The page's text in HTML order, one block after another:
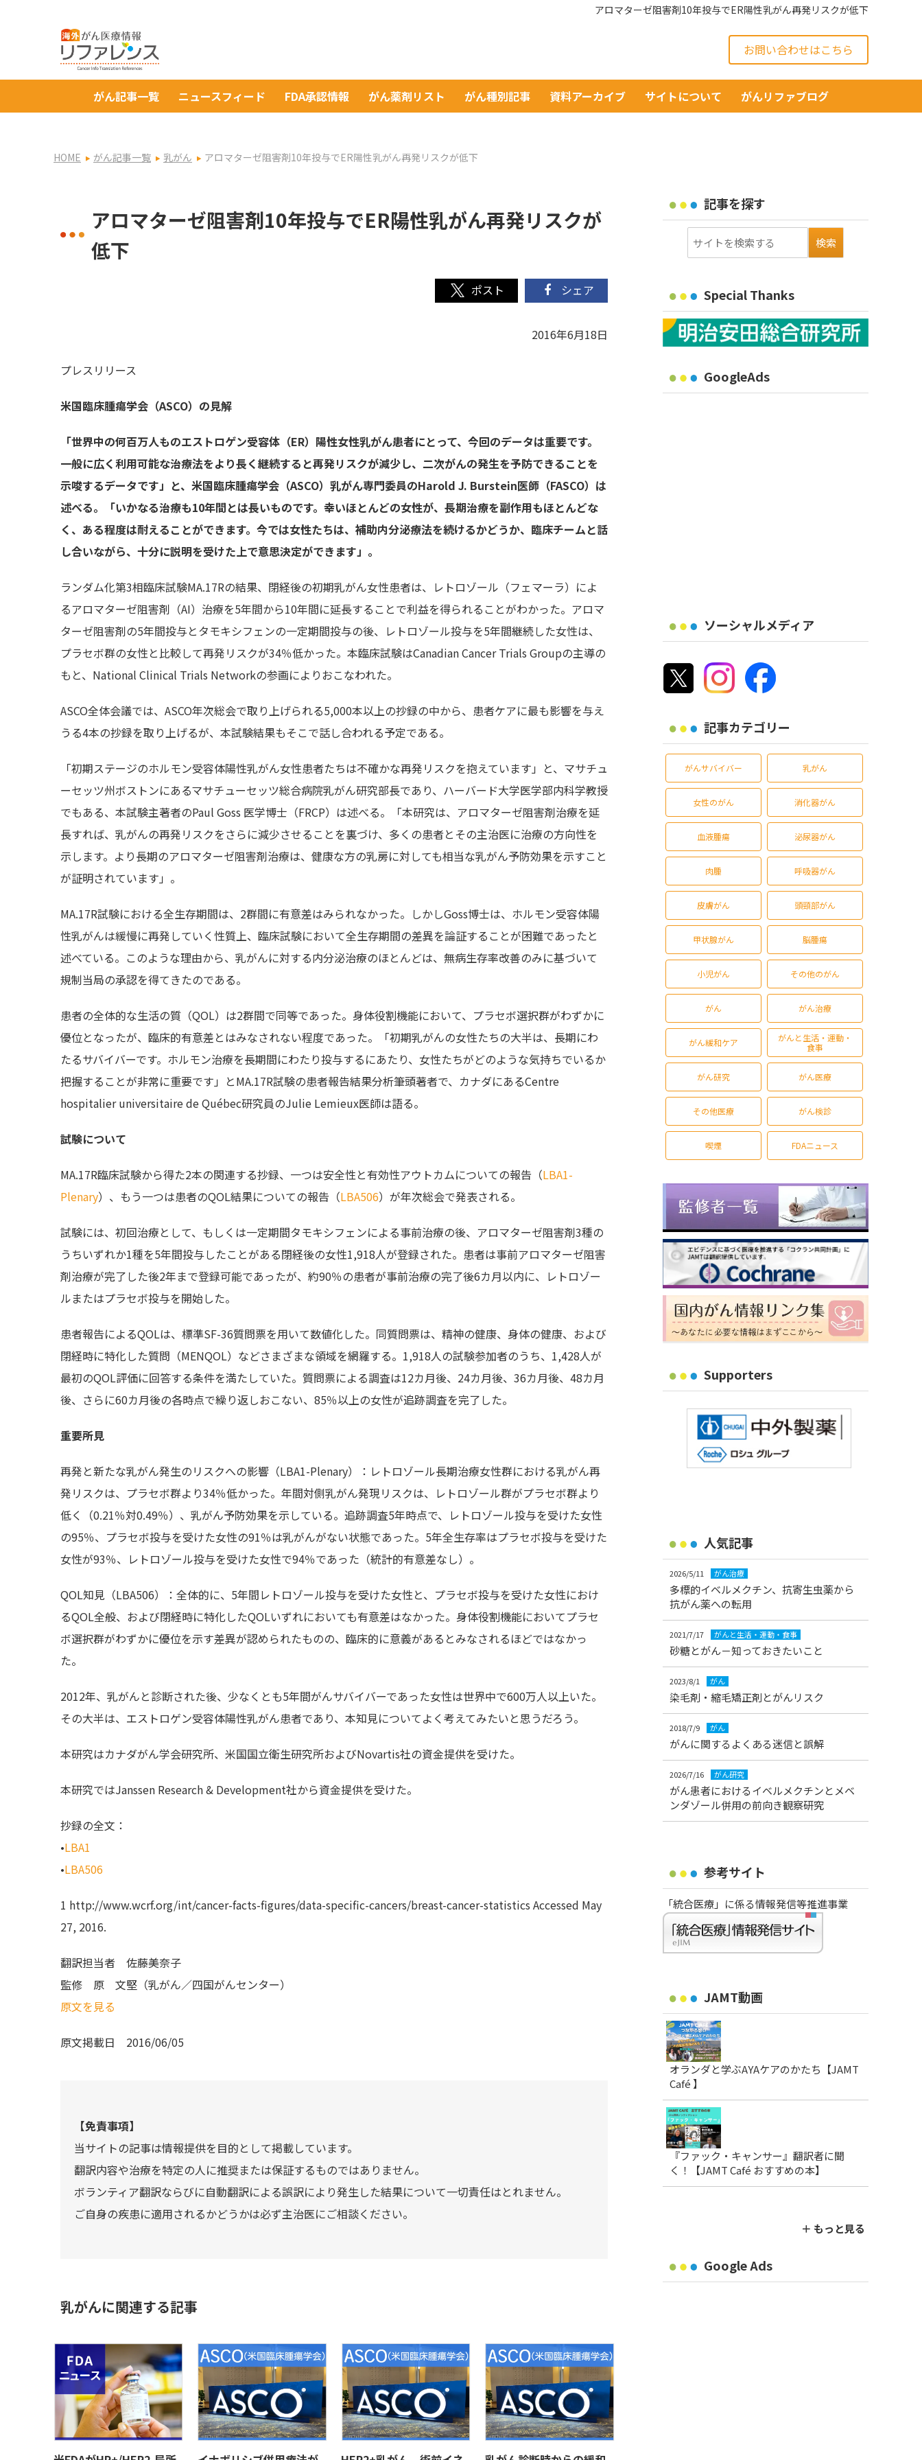
アロマターゼ阻害剤10年投与でER陽性乳がん再発リスクが低下
お問い合わせはこちら
がん記事一覧 ニュースフィード FDA承認情報 がん薬剤リスト がん種別記事 資料アーカイブ サイトについて がんリファブログ
HOME がん記事一覧 乳がん アロマターゼ阻害剤10年投与でER陽性乳がん再発リスクが低下
アロマターゼ阻害剤10年投与でER陽性乳がん再発リスクが
低下
シェア
2016年6月18日
プレスリリース
米国臨床腫瘍学会（ASCO）の見解
「世界中の何百万人ものエストロゲン受容体（ER）陽性女性乳がん患者にとって、今回のデータは重要です。
一般に広く利用可能な治療法をより長く継続すると再発リスクが減少し、二次がんの発生を予防できることを
示唆するデータです」と、米国臨床腫瘍学会（ASCO）乳がん専門委員のHarold J. Burstein医師（FASCO）は
述べる。「いかなる治療も10年間とは長いものです。幸いほとんどの女性が、長期治療を副作用もほとんどな
く、ある程度は耐えることができます。今では女性たちは、補助内分泌療法を続けるかどうか、臨床チームと話
し合いながら、十分に説明を受けた上で意思決定ができます」。
ランダム化第3相臨床試験MA.17Rの結果、閉経後の初期乳がん女性患者は、レトロゾール（フェマーラ）によ
るアロマターゼ阻害剤（AI）治療を5年間から10年間に延長することで利益を得られることがわかった。アロマ
ターゼ阻害剤の5年間投与とタモキシフェンの一定期間投与の後、レトロゾール投与を5年間継続した女性は、
プラセボ群の女性と比較して再発リスクが34％低かった。本臨床試験はCanadian Cancer Trials Groupの主導の
もと、National Clinical Trials Networkの参画によりおこなわれた。
ASCO全体会議では、ASCO年次総会で取り上げられる5,000本以上の抄録の中から、患者ケアに最も影響を与え
うる4本の抄録を取り上げるが、本試験結果もそこで話し合われる予定である。
「初期ステージのホルモン受容体陽性乳がん女性患者たちは不確かな再発リスクを抱えています」と、マサチュ
ーセッツ州ボストンにあるマサチューセッツ総合病院乳がん研究部長であり、ハーバード大学医学部内科学教授
でもある、本試験主著者のPaul Goss 医学博士（FRCP）は述べる。「本研究は、アロマターゼ阻害剤治療を延
長すれば、乳がんの再発リスクをさらに減少させることを裏づけ、多くの患者とその主治医に治療の方向性を
示します。より長期のアロマターゼ阻害剤治療は、健康な方の乳房に対しても相当な乳がん予防効果を示すこと
が証明されています」。
MA.17R試験における全生存期間は、2群間に有意差はみられなかった。しかしGoss博士は、ホルモン受容体陽
性乳がんは緩慢に再発していく性質上、臨床試験において全生存期間の差異を論証することが困難であったと
述べている。このような理由から、乳がんに対する内分泌治療のほとんどは、無病生存率改善のみに基づいて
規制当局の承認を得てきたのである。
患者の全体的な生活の質（QOL）は2群間で同等であった。身体役割機能において、プラセボ選択群がわずかに
優位となったが、臨床的有意差とはみなされない程度であった。「初期乳がんの女性たちの大半は、長期にわ
たるサバイバーです。ホルモン治療を長期間にわたり投与するにあたり、女性たちがどのような気持ちでいるか
把握することが非常に重要です」とMA.17R試験の患者報告結果分析筆頭著者で、カナダにあるCentre
hospitalier universitaire de Québec研究員のJulie Lemieux医師は語る。
試験について
MA.17R臨床試験から得た2本の関連する抄録、一つは安全性と有効性アウトカムについての報告（LBA1-
Plenary）、もう一つは患者のQOL結果についての報告（LBA506）が年次総会で発表される。
試験には、初回治療として、もしくは一定期間タモキシフェンによる事前治療の後、アロマターゼ阻害剤3種の
うちいずれか1種を5年間投与したことがある閉経後の女性1,918人が登録された。患者は事前アロマターゼ阻害
剤治療が完了した後2年まで登録可能であったが、約90％の患者が事前治療の完了後6カ月以内に、レトロゾー
ルまたはプラセボ投与を開始した。
患者報告によるQOLは、標準SF-36質問票を用いて数値化した。同質問票は、精神の健康、身体の健康、および
閉経時に特化した質問（MENQOL）などさまざまな領域を網羅する。1,918人の試験参加者のうち、1,428人が
最初のQOL評価に回答する条件を満たしていた。質問票による調査は12カ月後、24カ月後、36カ月後、48カ月
後、さらに60カ月後の各時点で繰り返しおこない、85％以上の女性が追跡調査を完了した。
重要所見
再発と新たな乳がん発生のリスクへの影響（LBA1-Plenary）：レトロゾール長期治療女性群における乳がん再
発リスクは、プラセボ群より34％低かった。年間対側乳がん発現リスクは、レトロゾール群がプラセボ群より
低く（0.21％対0.49％）、乳がん予防効果を示している。追跡調査5年時点で、レトロゾール投与を受けた女性
の95％、プラセボ投与を受けた女性の91％は乳がんがない状態であった。5年全生存率はプラセボ投与を受けた
女性が93％、レトロゾール投与を受けた女性で94％であった（統計的有意差なし）。
QOL知見（LBA506）：全体的に、5年間レトロゾール投与を受けた女性と、プラセボ投与を受けた女性におけ
るQOL全般、および閉経時に特化したQOLいずれにおいても有意差はなかった。身体役割機能においてプラセ
ボ選択群がわずかに優位を示す差異が認められたものの、臨床的に意義があるとみなされるほどではなかっ
た。
2012年、乳がんと診断された後、少なくとも5年間がんサバイバーであった女性は世界中で600万人以上いた。
その大半は、エストロゲン受容体陽性乳がん患者であり、本知見についてよく考えてみたいと思うだろう。
本研究はカナダがん学会研究所、米国国立衛生研究所およびNovartis社の資金提供を受けた。
本研究ではJanssen Research & Development社から資金提供を受けた。
抄録の全文：
•LBA1
•LBA506
1 http://www.wcrf.org/int/cancer-facts-figures/data-specific-cancers/breast-cancer-statistics Accessed May
27, 2016.
翻訳担当者 佐藤美奈子
監修 原 文堅（乳がん／四国がんセンター）
原文を見る
原文掲載日 2016/06/05
【免責事項】
当サイトの記事は情報提供を目的として掲載しています。
翻訳内容や治療を特定の人に推奨または保証するものではありません。
ボランティア翻訳ならびに自動翻訳による誤訳により発生した結果について一切責任はとれません。
ご自身の疾患に適用されるかどうかは必ず主治医にご相談ください。
乳がんに関連する記事
記事を探す
Special Thanks
GoogleAds
ソーシャルメディア
記事カテゴリー
がんサバイバー 乳がん
女性のがん 消化器がん
血液腫瘍 泌尿器がん
肉腫 呼吸器がん
皮膚がん 頭頸部がん
甲状腺がん 脳腫瘍
小児がん その他のがん
がん がん治療
がん緩和ケア
がんと生活・運動・
食事
がん研究 がん医療
その他医療 がん検診
喫煙 FDAニュース
Supporters
人気記事
2026/5/11 がん治療
多標的イベルメクチン、抗寄生虫薬から
抗がん薬への転用
2021/7/17 がんと生活・運動・食事
砂糖とがん－知っておきたいこと
2023/8/1 がん
染毛剤・縮毛矯正剤とがんリスク
2018/7/9 がん
がんに関するよくある迷信と誤解
2026/7/16 がん研究
がん患者におけるイベルメクチンとメベ
ンダゾール併用の前向き観察研究
参考サイト
「統合医療」に係る情報発信等推進事業
JAMT動画
オランダと学ぶAYAケアのかたち【JAMT
Café 】
『ファック・キャンサー』翻訳者に聞
く！【JAMT Café おすすめの本】
＋ もっと見る
Google Ads